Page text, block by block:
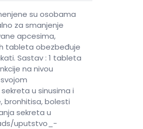
su osobama
za smanjenje
apcesima,
tableta obezbeđuje
Sastav : 1 tableta
na nivou
u sinusima i
bronhitisa, bolesti
sekreta u
uputstvo_-